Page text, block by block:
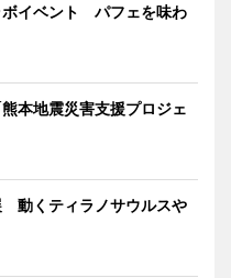
ボイベント パフェを味わ
本地震災害支援プロジェ
動くティラノサウルスや